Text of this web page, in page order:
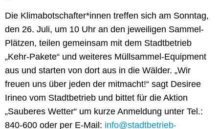
Die Klimabotschafter*innen treffen sich am Sonntag,
den 26. Juli, um 10 Uhr an den jeweiligen Sammel-
Plätzen, teilen gemeinsam mit dem Stadtbetrieb
„Kehr-Pakete“ und weiteres Müllsammel-Equipment
aus und starten von dort aus in die Wälder. „Wir
freuen uns über jeden der mitmacht!“ sagt Desiree
Irineo vom Stadtbetrieb und bittet für die Aktion
„Sauberes Wetter“ um kurze Anmeldung unter Tel.:
840-600 oder per E-Mail: info@stadtbetrieb-